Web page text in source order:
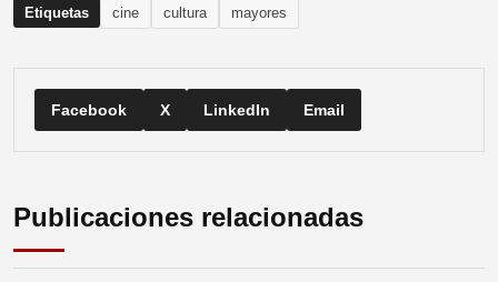
Etiquetas cine cultura mayores
Facebook X LinkedIn Email
Publicaciones relacionadas